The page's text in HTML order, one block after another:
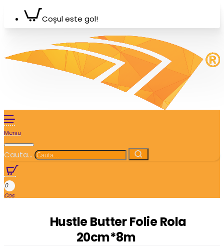
Coșul este gol!
Cauta...
0
Hustle Butter Folie Rola
20cm*8m